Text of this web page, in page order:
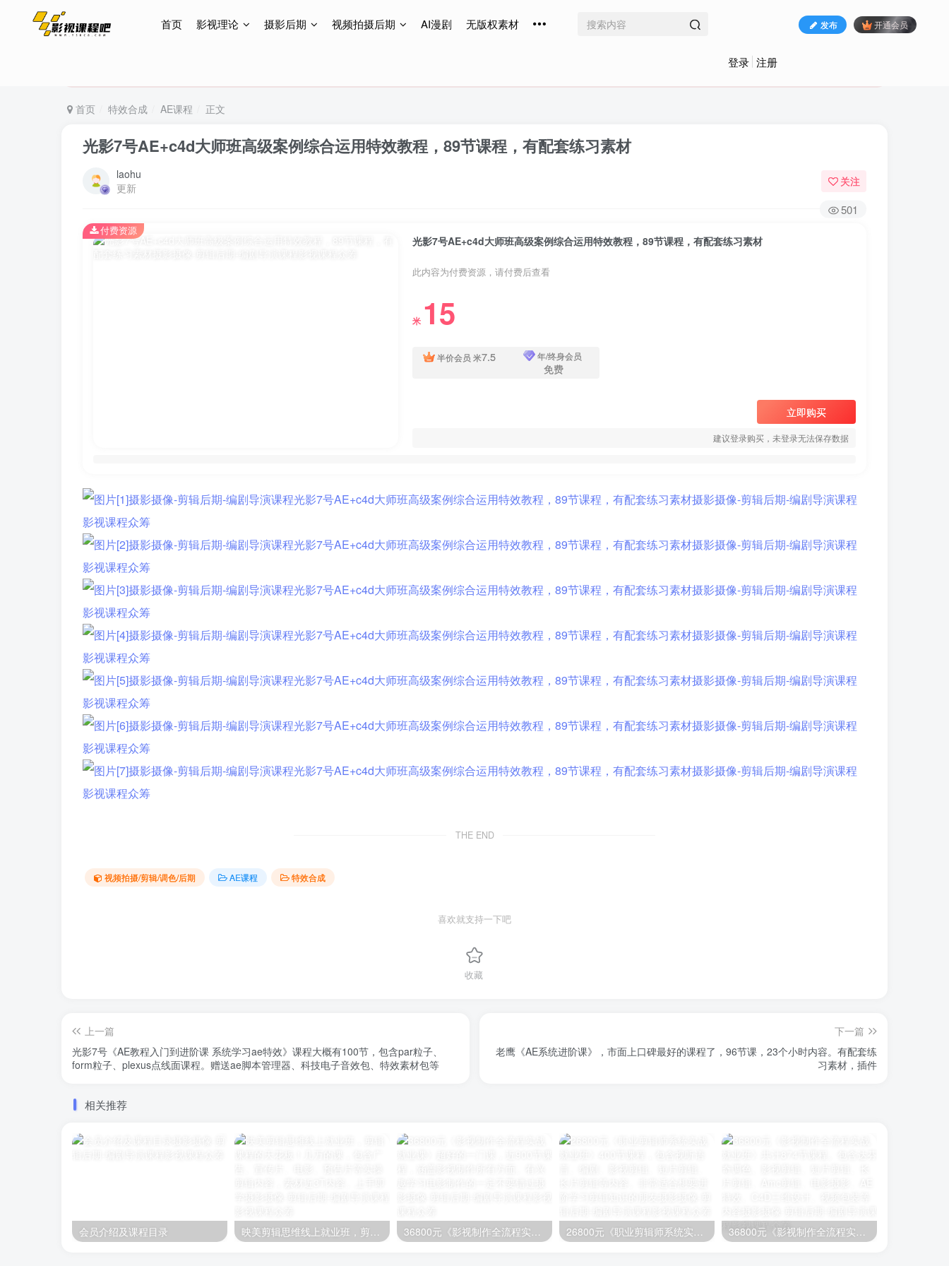
首页 影视理论 摄影后期 视频拍摄后期 AI漫剧 无版权素材 发布 开通会员
登录 注册
特惠终身会员299元，网站所有内容都可观看，终身免费更新
首页 特效合成 AE课程 正文
光影7号AE+c4d大师班高级案例综合运用特效教程，89节课程，有配套练习素材
laohu
更新
关注
501
光影7号AE+c4d大师班高级案例综合运用特效教程，89节课程，有配套练习素材
此内容为付费资源，请付费后查看
米 15
半价会员 米7.5 年/终身会员
免费
立即购买
建议登录购买，未登录无法保存数据
付费资源
THE END
视频拍摄/剪辑/调色/后期 AE课程 特效合成
喜欢就支持一下吧
收藏
上一篇
光影7号《AE教程入门到进阶课 系统学习ae特效》课程大概有100节，包含par粒子、
form粒子、plexus点线面课程。赠送ae脚本管理器、科技电子音效包、特效素材包等
下一篇
老鹰《AE系统进阶课》，市面上口碑最好的课程了，96节课，23个小时内容。有配套练
习素材，插件
相关推荐
会员介绍及课程目录 映美剪辑思维线上就业班，剪辑课程的天花板！几万的课，包含广告、宣传片、电影、预告片等实操剪辑内容，素材近3T内容。上手即学 36800元《影视制作全流程实战就业课》超好的一门课，近900节课程，涵盖影视制作所有方面。有兴趣学习电影制作的一定不要错过 26800元《职业剪辑师系统实战就业班》400节课程，包含视听语言、编剧、影视剪辑、短片剪辑、长片剪辑等内容。非常适合想要进阶学习剪辑知识的朋友 36800元《影视制作全流程实战就业班》共计874节课程。包含达芬奇调色、影视剪辑、短片剪辑、长片剪辑、Amc剪辑、电影摄影、AE特效、C4D三维设计、视频包装等内容